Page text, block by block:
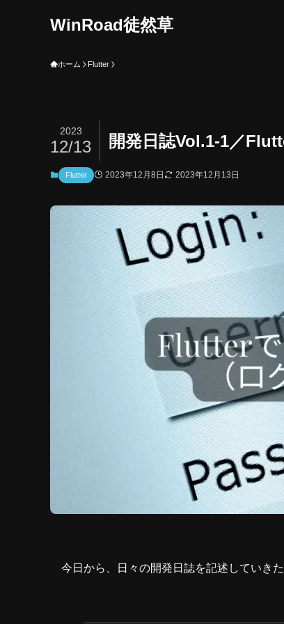
WinRoad徒然草
ホーム Flutter
開発日誌Vol.1-1／
2023
12/13
Flutter 2023年12月8日 2023年12月13日
今日から、日々の開発日誌を記述していき